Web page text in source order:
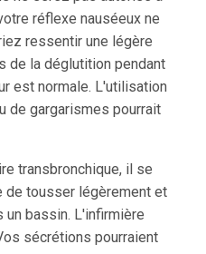
réflexe nauséeux ne
ressentir une légère
de la déglutition pendant
est normale. L'utilisation
de gargarismes pourrait
transbronchique, il se
de tousser légèrement et
un bassin. L'infirmière
sécrétions pourraient